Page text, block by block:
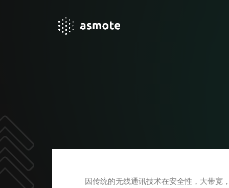
因传统的无线通讯技术在安全性，大带宽